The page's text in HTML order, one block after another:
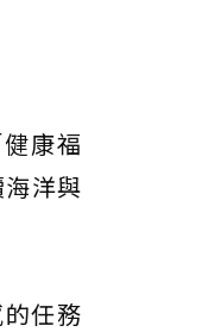
康福
洋與
任務